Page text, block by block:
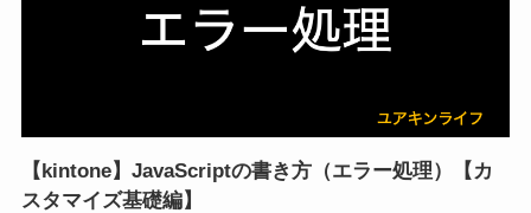
【kintone】JavaScriptの書き方（エラー処理）【カ
スタマイズ基礎編】